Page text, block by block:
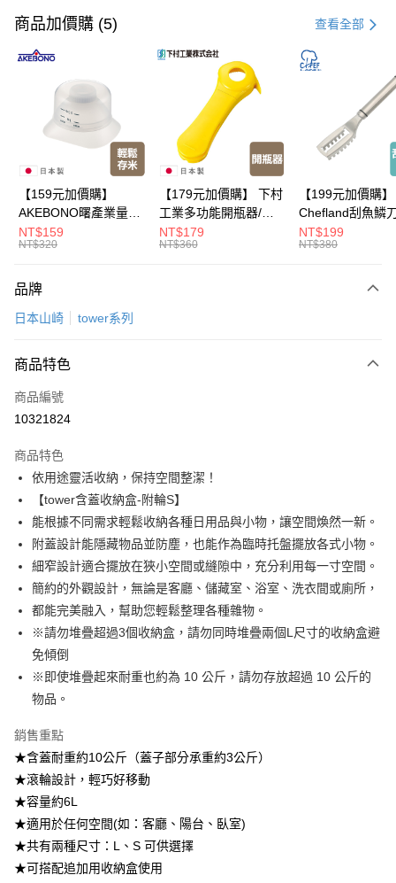
信用卡一次付款
LINE Pay
Apple Pay
悠遊付
全盈+PAY
大哥付你分期
相關說明
2.付款方式選擇「大哥付你分期」，訂單成立後會自動跳轉到大哥付的交易
成交易。
4.訂單成立30分鐘內，如未前往確認交易或遇審核未通過，訂單將自動取
消。如遇「轉專審核」未通過狀況，表示未達大哥付你分期系統評分，恕無
【繳款方式說明】
1.分期款項不併入電信帳單，「大哥付你分期」於每月結算日後寄送繳費提
2.透過簡訊連結打開帳單後，可選擇「超商條碼／台灣大直營門市／銀行轉
【注意事項】
1.本服務係由「台灣大哥大股份有限公司」（以下簡稱本公司）所提供，讓
用戶於交易時，得透過本服務購買商品或服務，並由商店將買賣／分期付款
買賣價金債權讓與本公司後，依約使用本公司帳單繳交帳款。
2.基於同意付款使用「大哥付你分期」之契約關係目的，商店將以您的個人
由本公司與您本人進行分期帳單所需資料之確認、核對及更正。
3.完整用戶服務條款，請詳閱以下連結：https://oppay.tw/userRule
運送方式
每筆NT$150，滿NT$299(含以上)免運費
商品加價購 (5) 查看全部
【159元加價購】
AKEBONO曙產業量米
杯漏斗組(白)/量米杯/
米桶/量米用具/任二件8
NT$159
NT$320
【179元加價購】 下村
工業多功能開瓶器/開
瓶器/餐廚用品/料理道
具/任二件8折
NT$179
NT$360
【199元加價購】
Chefland刮魚鱗
魚鱗器/廚房用品/
道具/任二件8折
NT$199
NT$380
品牌
日本山崎 tower系列
商品特色
商品編號
10321824
商品特色
依用途靈活收納，保持空間整潔！
【tower含蓋收納盒-附輪S】
能根據不同需求輕鬆收納各種日用品與小物，讓空間煥然一新。
附蓋設計能隱藏物品並防塵，也能作為臨時托盤擺放各式小物。
細窄設計適合擺放在狹小空間或縫隙中，充分利用每一寸空間。
簡約的外觀設計，無論是客廳、儲藏室、浴室、洗衣間或廁所，
都能完美融入，幫助您輕鬆整理各種雜物。
※請勿堆疊超過3個收納盒，請勿同時堆疊兩個L尺寸的收納盒避
免傾倒
※即使堆疊起來耐重也約為 10 公斤，請勿存放超過 10 公斤的
物品。
銷售重點
★含蓋耐重約10公斤（蓋子部分承重約3公斤）
★滾輪設計，輕巧好移動
★容量約6L
★適用於任何空間(如：客廳、陽台、臥室)
★共有兩種尺寸：L、S 可供選擇
★可搭配追加用收納盒使用